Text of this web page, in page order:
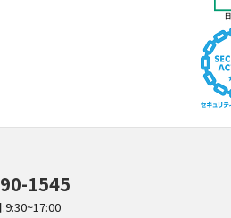
1545